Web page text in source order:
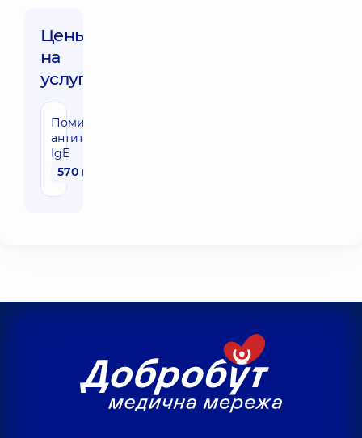
Цены
на
услуги:
Помидор,
антитела
IgE
570 грн